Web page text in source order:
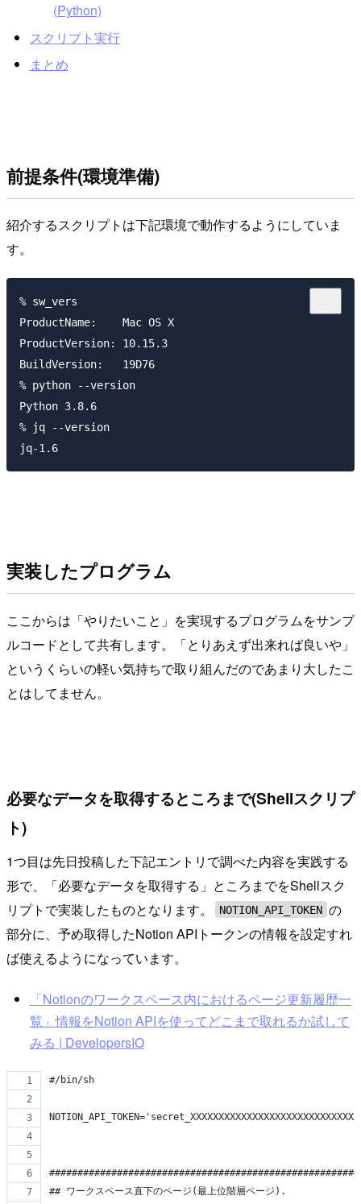
(Python)
スクリプト実行
まとめ
前提条件(環境準備)
紹介するスクリプトは下記環境で動作するようにしていま
す。
% sw_vers
ProductName:	Mac OS X
ProductVersion:	10.15.3
BuildVersion:	19D76
% python --version
Python 3.8.6
% jq --version
実装したプログラム
ここからは「やりたいこと」を実現するプログラムをサンプ
ルコードとして共有します。「とりあえず出来れば良いや」
というくらいの軽い気持ちで取り組んだのであまり大したこ
とはしてません。
必要なデータを取得するところまで(Shellスクリプ
ト)
1つ目は先日投稿した下記エントリで調べた内容を実践する
形で、「必要なデータを取得する」ところまでをShellスク
リプトで実装したものとなります。
NOTION_API_TOKEN の
部分に、予め取得したNotion APIトークンの情報を設定すれ
ば使えるようになっています。
「Notionのワークスペース内におけるページ更新履歴一
覧」情報をNotion APIを使ってどこまで取れるか試して
みる | DevelopersIO
#/bin/sh
#######################################################
## ワークスペース直下のページ(最上位階層ページ).